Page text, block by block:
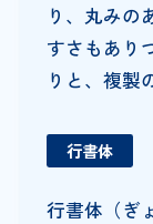
り、丸みの
すさもあり
りと、複製
行書体
行書体（ぎ